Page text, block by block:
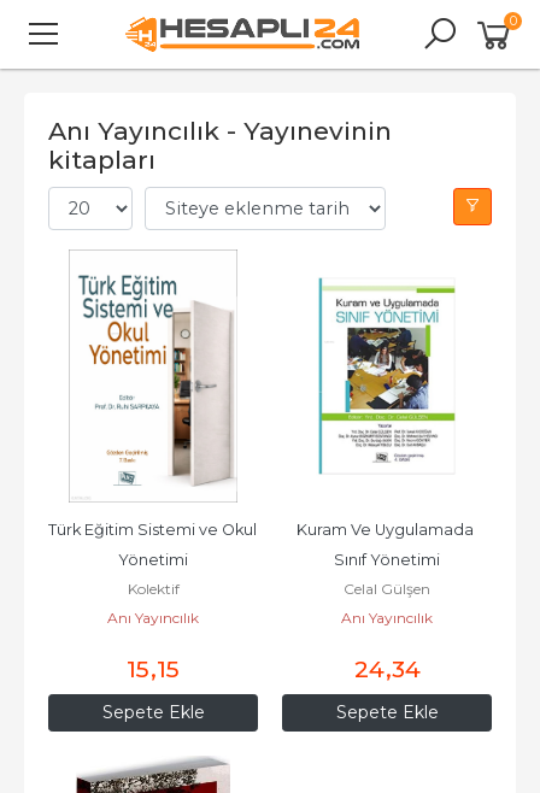
0
Anı Yayıncılık - Yayınevinin
kitapları
Sepete Ekle
Türk Eğitim Sistemi ve Okul
Yönetimi
Kolektif
Anı Yayıncılık
15,15
Sepete Ekle
Kuram Ve Uygulamada
Sınıf Yönetimi
Celal Gülşen
Anı Yayıncılık
24,34